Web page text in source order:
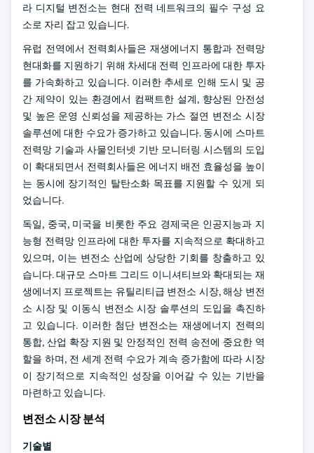
라 디지털 변전소는 현대 전력 네트워크의 필수 구성 요
소로 자리 잡고 있습니다.
유럽 전역에서 전력회사들은 재생에너지 통합과 전력망
현대화를 지원하기 위해 차세대 전력 인프라에 대한 투자
를 가속화하고 있습니다. 이러한 추세로 인해 도시 및 공
간 제약이 있는 환경에서 컴팩트한 설계, 향상된 안전성
및 높은 운영 신뢰성을 제공하는 가스 절연 변전소 시장
솔루션에 대한 수요가 증가하고 있습니다. 동시에 스마트
전력망 기술과 사물인터넷 기반 모니터링 시스템의 도입
이 확대되면서 전력회사들은 에너지 배전 효율성을 높이
는 동시에 장기적인 탈탄소화 목표를 지원할 수 있게 되
었습니다.
독일, 중국, 미국을 비롯한 주요 경제국은 인공지능과 지
능형 전력망 인프라에 대한 투자를 지속적으로 확대하고
있으며, 이는 변전소 산업에 상당한 기회를 창출하고 있
습니다. 대규모 스마트 그리드 이니셔티브와 확대되는 재
생에너지 프로젝트는 유틸리티급 변전소 시장, 해상 변전
소 시장 및 이동식 변전소 시장 솔루션의 도입을 촉진하
고 있습니다. 이러한 첨단 변전소는 재생에너지 전력의
통합, 산업 확장 지원 및 안정적인 전력 송전에 중요한 역
할을 하며, 전 세계 전력 수요가 계속 증가함에 따라 시장
이 장기적으로 지속적인 성장을 이어갈 수 있는 기반을
마련하고 있습니다.
변전소 시장 분석
기술별